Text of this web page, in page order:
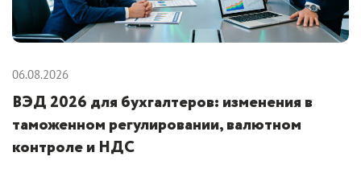
06.08.2026
ВЭД 2026 для бухгалтеров: изменения в
таможенном регулировании, валютном
контроле и НДС